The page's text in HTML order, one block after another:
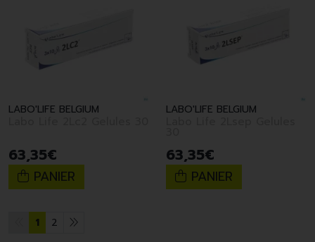
LABO'LIFE BELGIUM
63,35€
PANIER
LABO'LIFE BELGIUM
63,35€
PANIER
1 2